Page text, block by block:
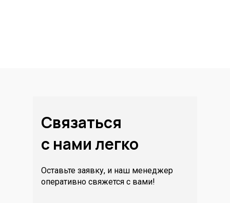
Связаться
с нами легко
Оставьте заявку, и наш менеджер
оперативно свяжется с вами!